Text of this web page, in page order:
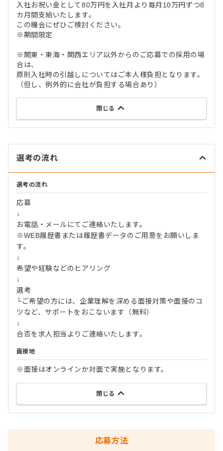
入社お祝い金として80万円を入社月より毎月10万円ずつ8
カ月間支給いたします。
この機会にぜひご検討ください。
※期間限定
※関東・東海・関西エリア以外からのご応募での採用の場
合は、
原則入社時の引越しについてはご本人様負担となります。
（但し、例外的に会社が負担する場合あり）
閉じる
選考の流れ
選考の流れ
応募
↓
お電話・メールにてご連絡いたします。
※WEB履歴書または履歴書データのご用意をお願いしま
す。
↓
希望や経験などのヒアリング
↓
選考
└ご希望の方には、企業理解を深める面接対策や面接のコ
ツなど、サポートをおこないます（無料）
↓
合否を求人担当よりご連絡いたします。
面接地
※面接はオンラインか対面で実施となります。
閉じる
応募方法